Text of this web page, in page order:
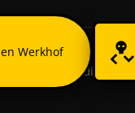
Nutzungsbedingungen
Werkhof